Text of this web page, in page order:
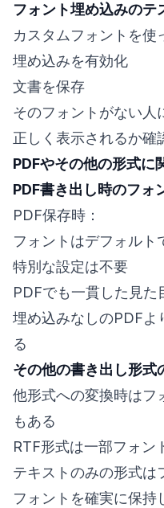
フォント埋め込みのテ
カスタムフォントを使
埋め込みを有効化
文書を保存
そのフォントがない人
正しく表示されるか確
PDFやその他の形式に
PDF書き出し時のフォ
PDF保存時：
フォントはデフォルト
特別な設定は不要
PDFでも一貫した見た
埋め込みなしのPDFよ
る
その他の書き出し形式
他形式への変換時はフ
もある
RTF形式は一部フォン
テキストのみの形式は
フォントを確実に保持